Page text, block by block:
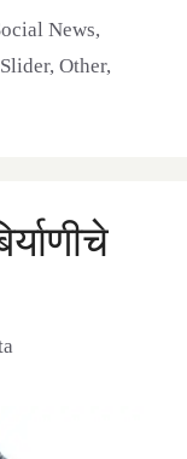
News,
, Other,